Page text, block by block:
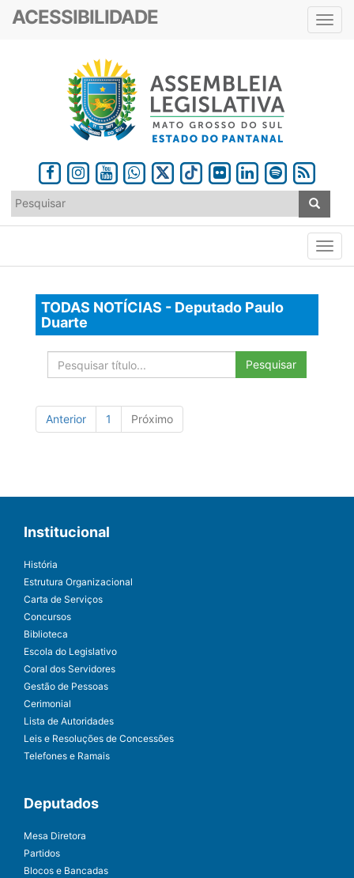
ACESSIBILIDADE
TODAS NOTÍCIAS - Deputado Paulo
Duarte
Pesquisar
Anterior 1 Próximo
Institucional
História
Estrutura Organizacional
Carta de Serviços
Concursos
Biblioteca
Escola do Legislativo
Coral dos Servidores
Gestão de Pessoas
Cerimonial
Lista de Autoridades
Leis e Resoluções de Concessões
Telefones e Ramais
Deputados
Mesa Diretora
Partidos
Blocos e Bancadas